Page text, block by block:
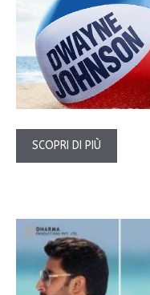
SCOPRI DI PIÙ